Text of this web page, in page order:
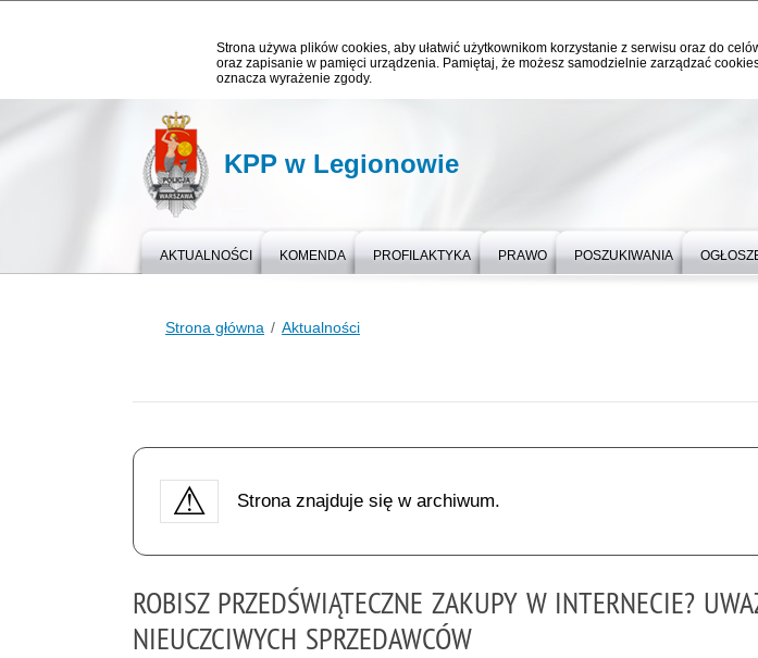
Strona używa plików cookies, aby ułatwić użytkownikom korzystanie z serwisu oraz do
oraz zapisanie w pamięci urządzenia. Pamiętaj, że możesz samodzielnie zarządzać
oznacza wyrażenie zgody.
KPP w Legionowie
AKTUALNOŚCI KOMENDA PROFILAKTYKA PRAWO POSZUKIWANIA
Strona główna Aktualności
Strona znajduje się w archiwum.
ROBISZ PRZEDŚWIĄTECZNE ZAKUPY W INTERNECIE?
NIEUCZCIWYCH SPRZEDAWCÓW